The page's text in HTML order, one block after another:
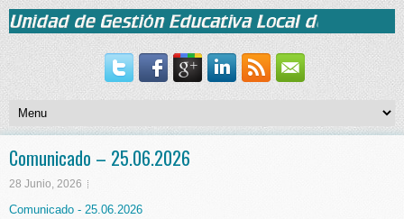
Comunicado – 25.06.2026
28 Junio, 2026
Comunicado - 25.06.2026